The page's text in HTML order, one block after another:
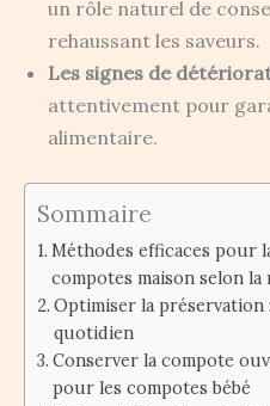
un rôle naturel de
rehaussant les saveurs.
Les signes de
attentivement pour
alimentaire.
Sommaire
Méthodes efficaces pour
compotes maison selon
Optimiser la préservation
quotidien
Conserver la compote
pour les compotes bébé